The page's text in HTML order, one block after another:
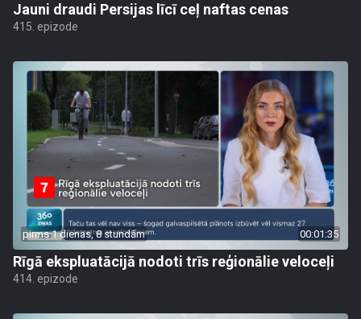
Jauni draudi Persijas līcī ceļ naftas cenas
415. epizode
pirms 1 dienas, 8 stundām 00:01:35
Rīgā ekspluatācijā nodoti trīs reģionālie veloceļi
414. epizode